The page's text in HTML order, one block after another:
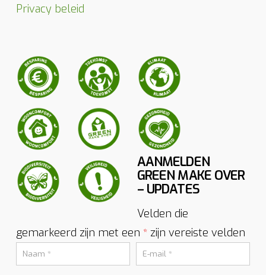
Privacy beleid
AANMELDEN
GREEN MAKE OVER
– UPDATES
Velden die
gemarkeerd zijn met een *zijn vereiste velden